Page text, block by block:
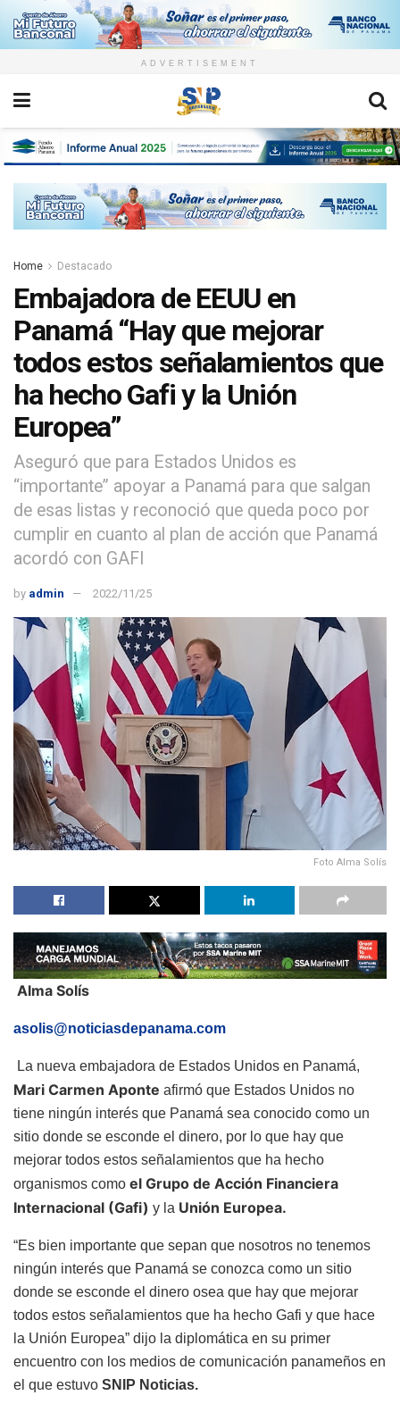
ADVERTISEMENT
Home Destacado
Embajadora de EEUU en
Panamá “Hay que mejorar
todos estos señalamientos que
ha hecho Gafi y la Unión
Europea”
Aseguró que para Estados Unidos es
“importante” apoyar a Panamá para que salgan
de esas listas y reconoció que queda poco por
cumplir en cuanto al plan de acción que Panamá
acordó con GAFI
by admin 2022/11/25
Foto Alma Solís
Alma Solís
asolis@noticiasdepanama.com
La nueva embajadora de Estados Unidos en Panamá,
Mari Carmen Aponte afirmó que Estados Unidos no
tiene ningún interés que Panamá sea conocido como un
sitio donde se esconde el dinero, por lo que hay que
mejorar todos estos señalamientos que ha hecho
organismos como el Grupo de Acción Financiera
Internacional (Gafi) y la Unión Europea.
“Es bien importante que sepan que nosotros no tenemos
ningún interés que Panamá se conozca como un sitio
donde se esconde el dinero osea que hay que mejorar
todos estos señalamientos que ha hecho Gafi y que hace
la Unión Europea” dijo la diplomática en su primer
encuentro con los medios de comunicación panameños en
el que estuvo SNIP Noticias.